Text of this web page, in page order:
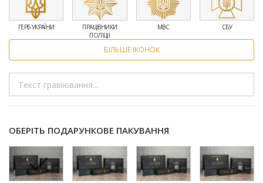
ГЕРБ УКРАЇНИ
ПРАЦІВНИКИ
ПОЛІЦІЇ
МВС СБУ
БІЛЬШЕ ІКОНОК
ОБЕРІТЬ ПОДАРУНКОВЕ ПАКУВАННЯ